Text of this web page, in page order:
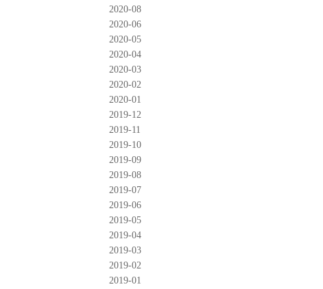
2020-08
2020-06
2020-05
2020-04
2020-03
2020-02
2020-01
2019-12
2019-11
2019-10
2019-09
2019-08
2019-07
2019-06
2019-05
2019-04
2019-03
2019-02
2019-01